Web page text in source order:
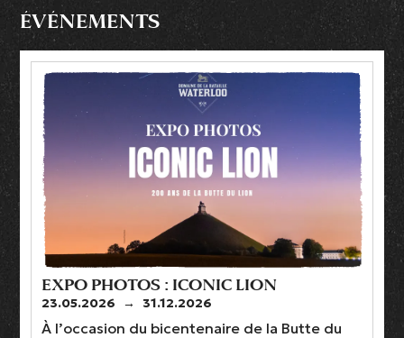
ÉVÉNEMENTS
EXPO PHOTOS : ICONIC LION
23.05.2026 → 31.12.2026
À l’occasion du bicentenaire de la Butte du